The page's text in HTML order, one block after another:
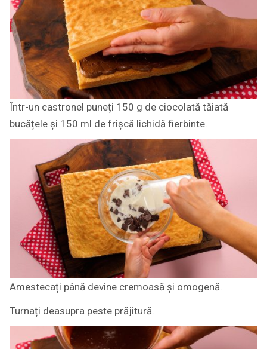
Într-un castronel puneți 150 g de ciocolată tăiată
bucățele și 150 ml de frișcă lichidă fierbinte.
Amestecați până devine cremoasă și omogenă.
Turnați deasupra peste prăjitură.